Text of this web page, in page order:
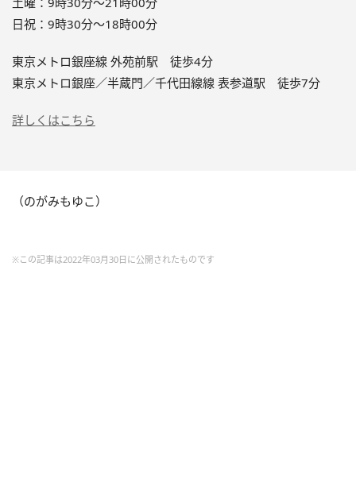
日祝：9時30分〜18時00分
東京メトロ銀座線 外苑前駅 徒歩4分
東京メトロ銀座／半蔵門／千代田線線 表参道駅 徒歩7分
詳しくはこちら
（のがみもゆこ）
※この記事は2022年03月30日に公開されたものです